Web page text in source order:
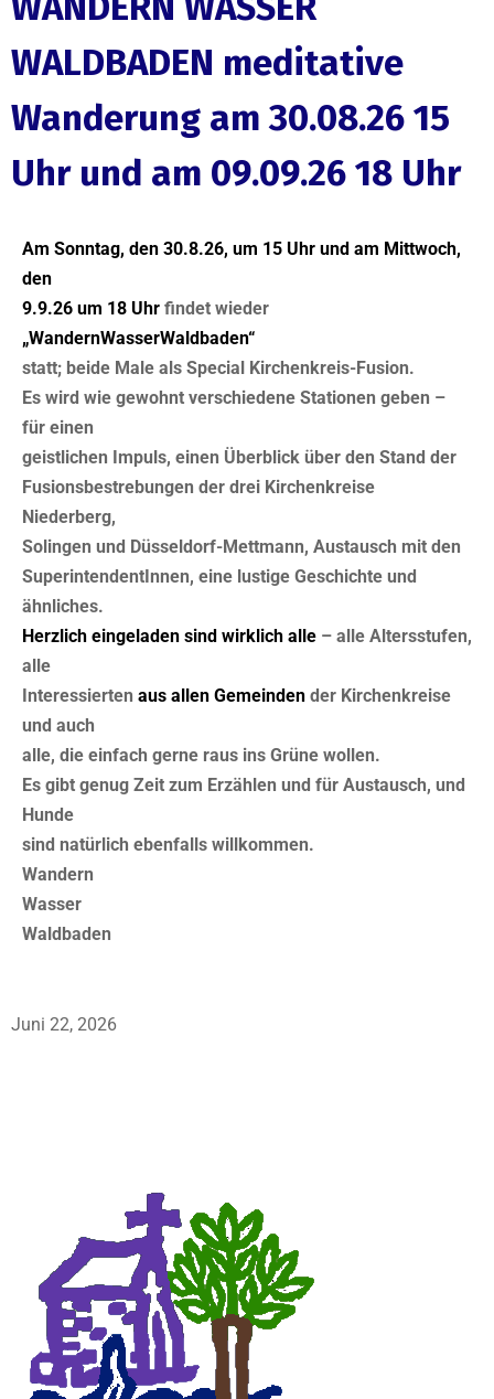
WALDBADEN meditative
Wanderung am 30.08.26 15
Uhr und am 09.09.26 18 Uhr
Am Sonntag, den 30.8.26, um 15 Uhr und am Mittwoch,
den
9.9.26 um 18 Uhr findet wieder
„WandernWasserWaldbaden“
statt; beide Male als Special Kirchenkreis-Fusion.
Es wird wie gewohnt verschiedene Stationen geben –
für einen
geistlichen Impuls, einen Überblick über den Stand der
Fusionsbestrebungen der drei Kirchenkreise
Niederberg,
Solingen und Düsseldorf-Mettmann, Austausch mit den
SuperintendentInnen, eine lustige Geschichte und
ähnliches.
Herzlich eingeladen sind wirklich alle – alle Altersstufen,
alle
Interessierten aus allen Gemeinden der Kirchenkreise
und auch
alle, die einfach gerne raus ins Grüne wollen.
Es gibt genug Zeit zum Erzählen und für Austausch, und
Hunde
sind natürlich ebenfalls willkommen.
Wandern
Wasser
Waldbaden
Juni 22, 2026